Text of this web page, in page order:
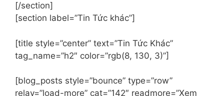
[/section]
[section label=”Tin Tức khác”]
[title style=”center” text=”Tin Tức Khác”
tag_name=”h2″ color=”rgb(8, 130, 3)”]
[blog_posts style=”bounce” type=”row”
relay=”load-more” cat=”142″ readmore=”Xem